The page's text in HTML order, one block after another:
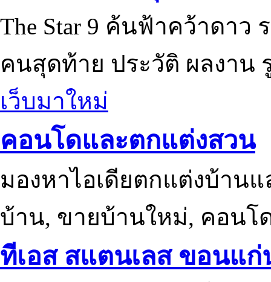
The Star 9 ค้นฟ้าคว้าดาว
คนสุดท้าย ประวัติ ผลงาน
เว็บมาใหม่
คอนโดและตกแต่งสวน
มองหาไอเดียตกแต่งบ้าน
บ้าน, ขายบ้านใหม่, คอนโ
ทีเอส สแตนเลส ขอนแก่